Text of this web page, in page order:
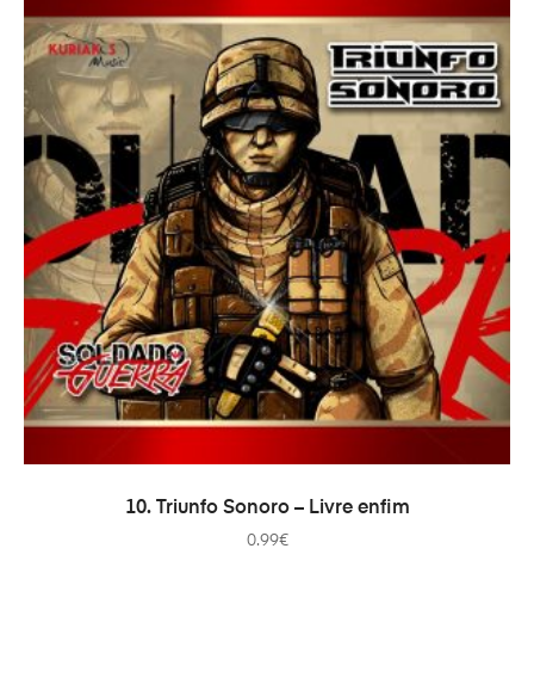
ADICIONAR
10. Triunfo Sonoro – Livre enfim
0.99€